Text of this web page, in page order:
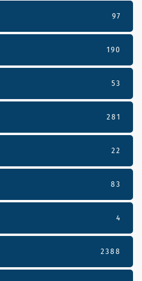
97
190
53
281
22
83
4
2388